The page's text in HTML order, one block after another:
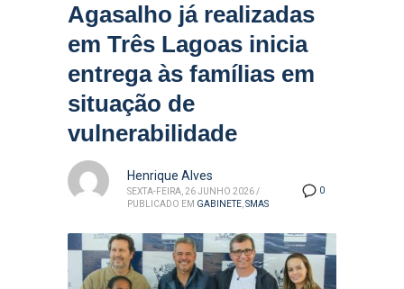
Agasalho já realizadas
em Três Lagoas inicia
entrega às famílias em
situação de
vulnerabilidade
0
Henrique Alves
SEXTA-FEIRA, 26 JUNHO 2026/
PUBLICADO EM GABINETE,SMAS